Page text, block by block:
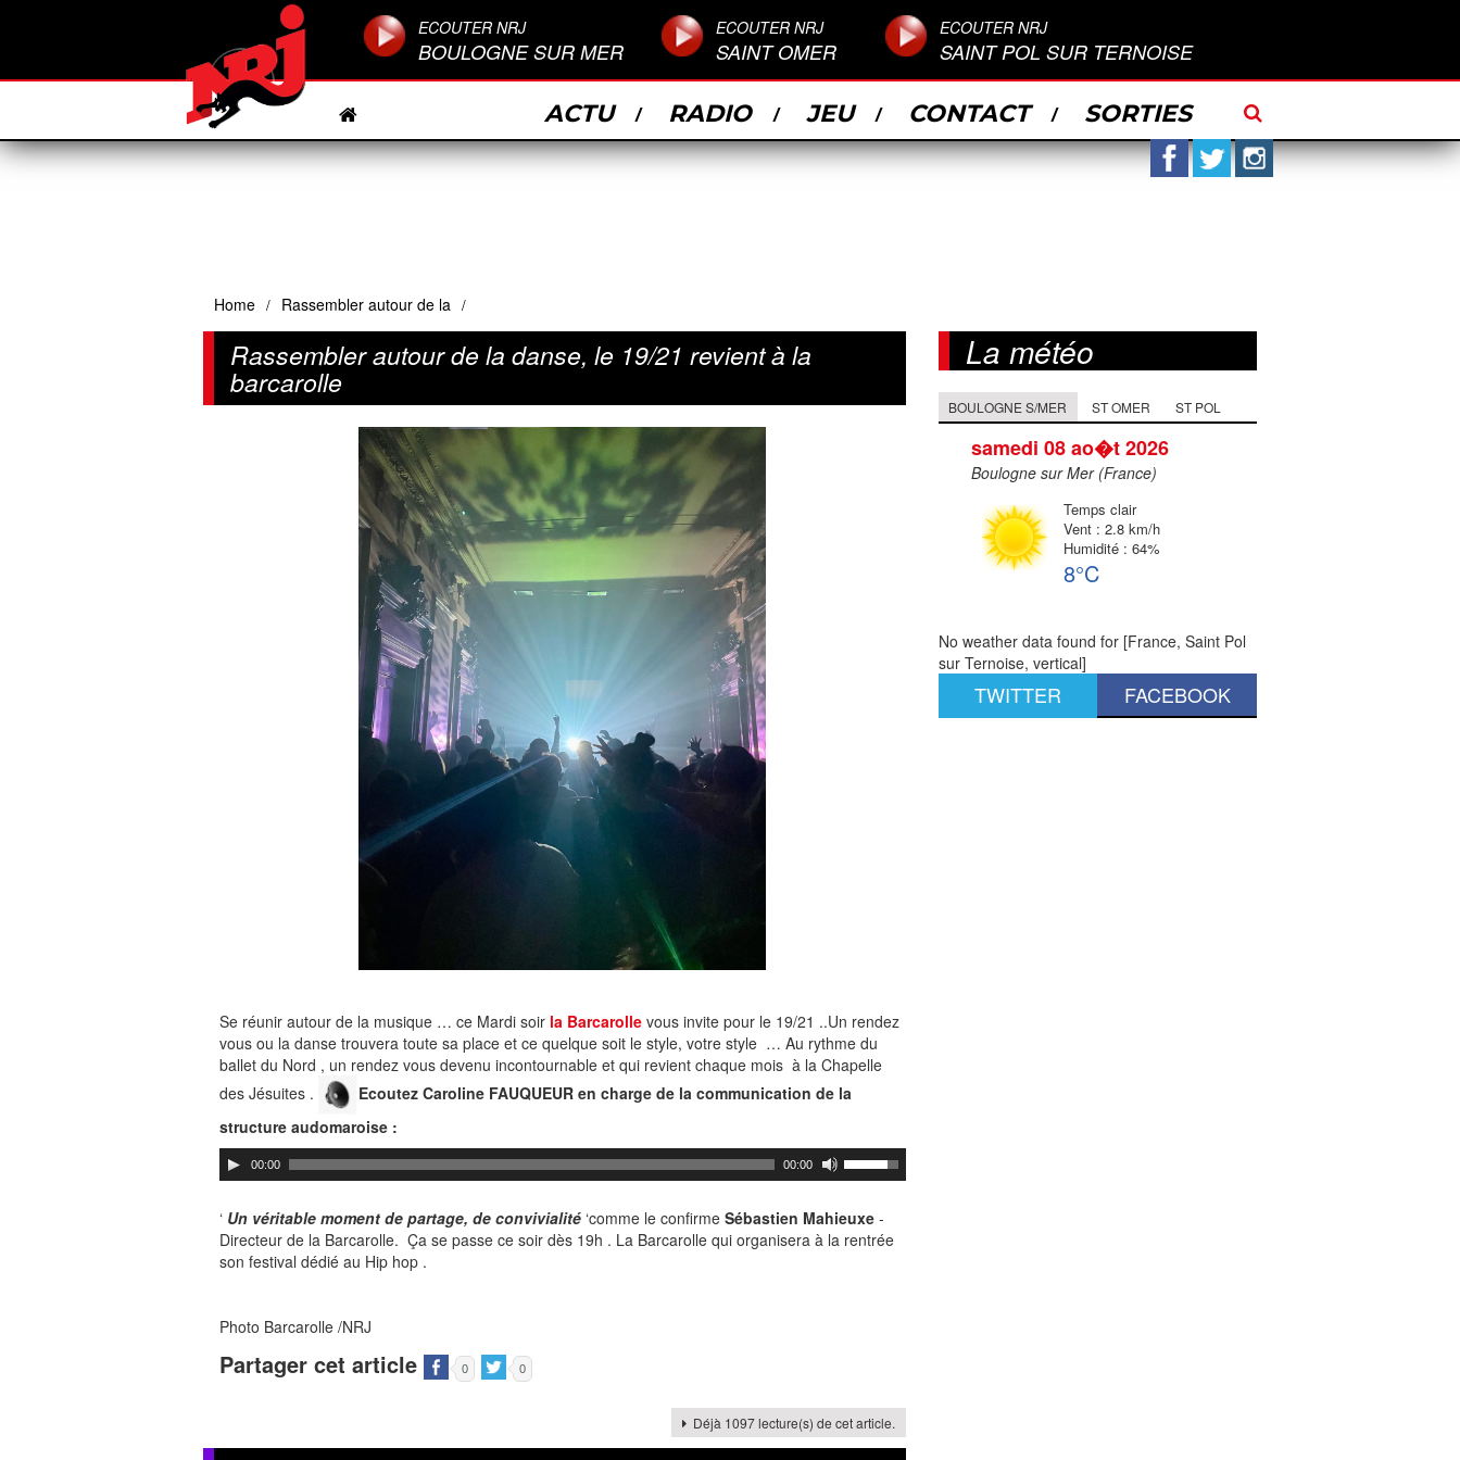
ECOUTER NRJ
BOULOGNE SUR MER
ECOUTER NRJ
SAINT OMER
ECOUTER NRJ
SAINT POL SUR TERNOISE
ACTU RADIO JEU CONTACT SORTIES
Facebook
TwitterInstagram
Home / Rassembler autour de la /
Rassembler autour de la danse, le 19/21 revient à la
barcarolle
Se réunir autour de la musique … ce Mardi soir la Barcarolle vous invite pour le 19/21 ..Un rendez
vous ou la danse trouvera toute sa place et ce quelque soit le style, votre style … Au rythme du
ballet du Nord , un rendez vous devenu incontournable et qui revient chaque mois à la Chapelle
des Jésuites .
Ecoutez Caroline FAUQUEUR en charge de la communication de la
structure audomaroise :
00:00 00:00
‘ Un véritable moment de partage, de convivialité ‘comme le confirme Sébastien Mahieuxe -
Directeur de la Barcarolle. Ça se passe ce soir dès 19h . La Barcarolle qui organisera à la rentrée
son festival dédié au Hip hop .
Photo Barcarolle /NRJ
Partager cet article 0 0
Déjà 1097 lecture(s) de cet article.
La météo
BOULOGNE S/MER ST OMER ST POL
samedi 08 ao�t 2026
Boulogne sur Mer (France)
Temps clair
Vent : 2.8 km/h
Humidité : 64%
8°C
No weather data found for [France, Saint Pol
sur Ternoise, vertical]
TWITTER FACEBOOK